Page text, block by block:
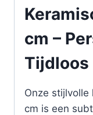
cm –
Tijdloos
Onze stijlvolle
cm is een